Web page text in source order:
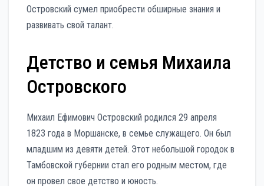
Островский сумел приобрести обширные знания и
развивать свой талант.
Детство и семья Михаила
Островского
Михаил Ефимович Островский родился 29 апреля
1823 года в Моршанске, в семье служащего. Он был
младшим из девяти детей. Этот небольшой городок в
Тамбовской губернии стал его родным местом, где
он провел свое детство и юность.